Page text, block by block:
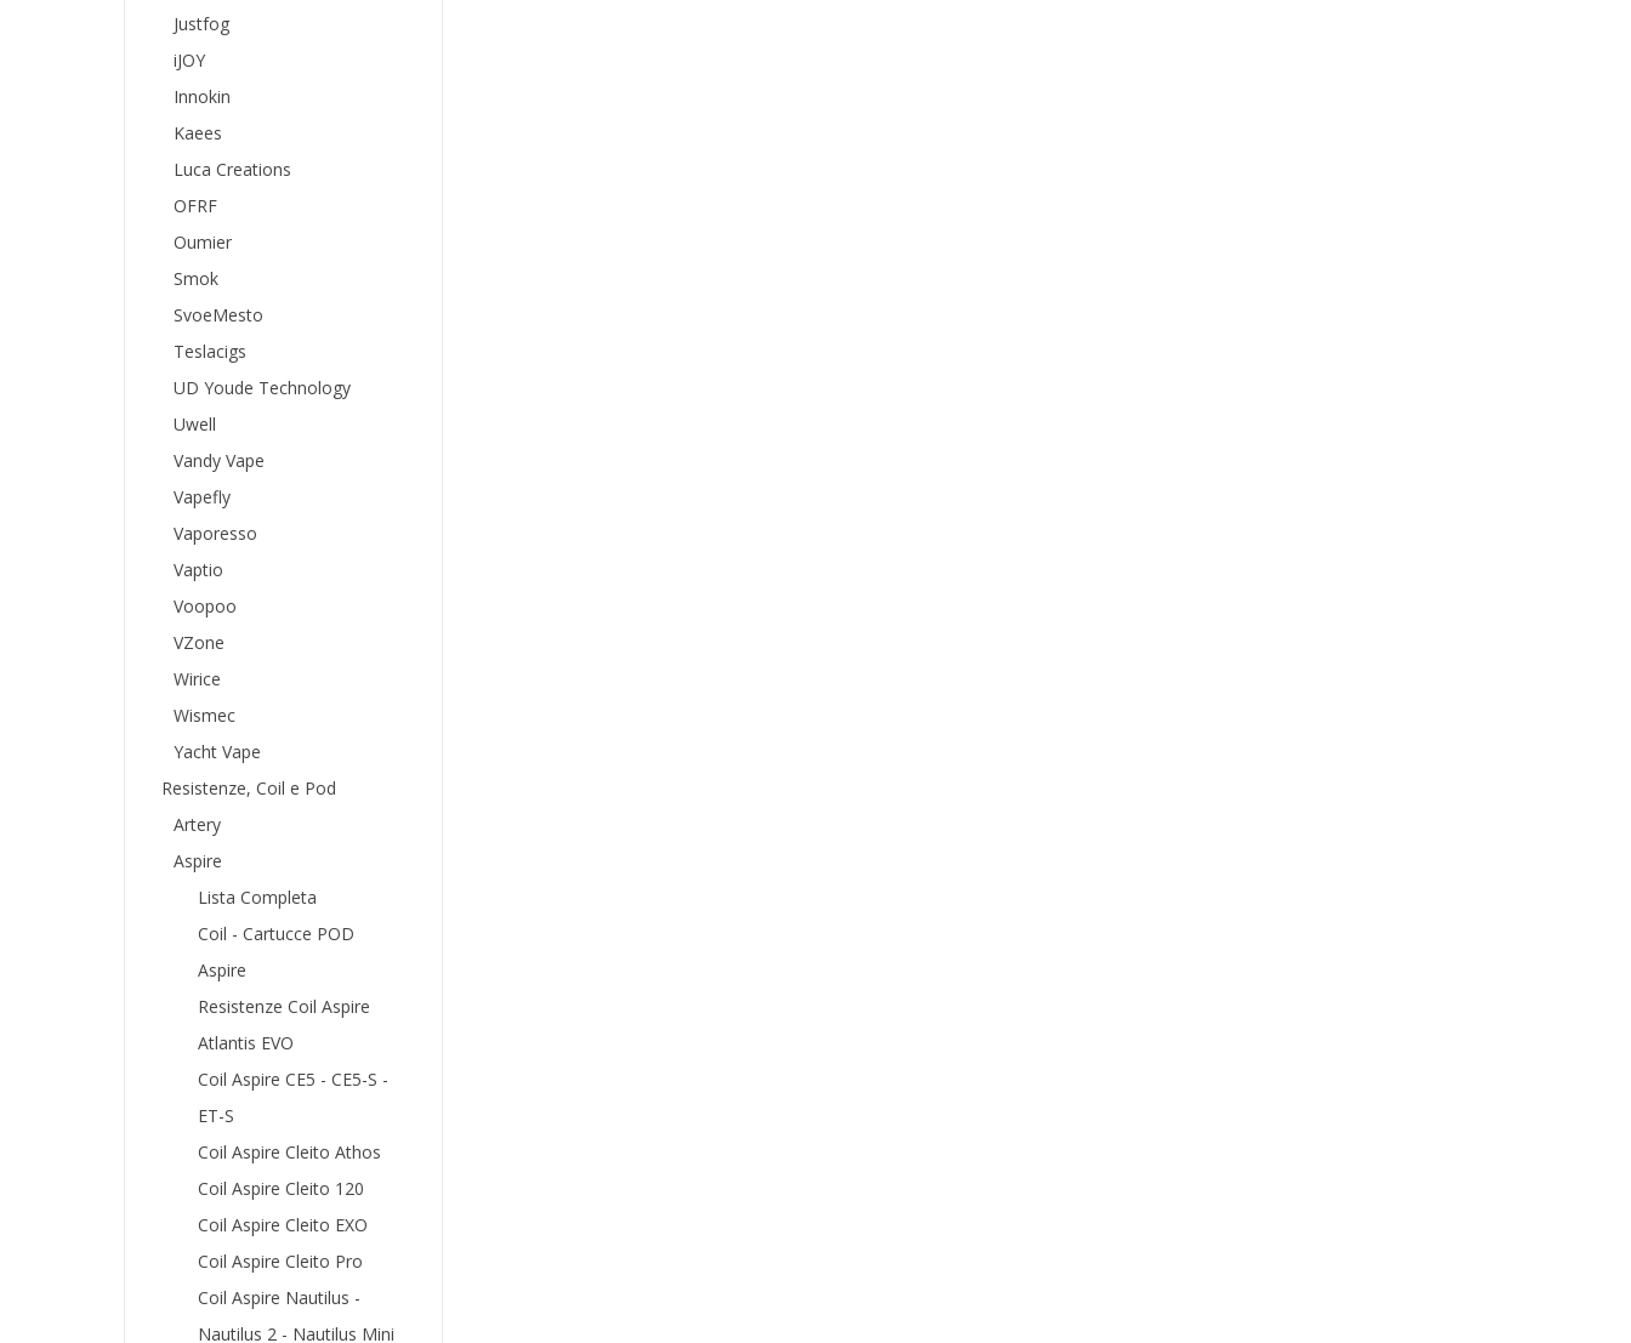
Justfog
iJOY
Innokin
Kaees
Luca Creations
OFRF
Oumier
Smok
SvoeMesto
Teslacigs
UD Youde Technology
Uwell
Vandy Vape
Vapefly
Vaporesso
Vaptio
Voopoo
VZone
Wirice
Wismec
Yacht Vape
Resistenze, Coil e Pod
Artery
Aspire
Lista Completa
Coil - Cartucce POD
Aspire
Resistenze Coil Aspire
Atlantis EVO
Coil Aspire CE5 - CE5-S -
ET-S
Coil Aspire Cleito Athos
Coil Aspire Cleito 120
Coil Aspire Cleito EXO
Coil Aspire Cleito Pro
Coil Aspire Nautilus -
Nautilus 2 - Nautilus Mini